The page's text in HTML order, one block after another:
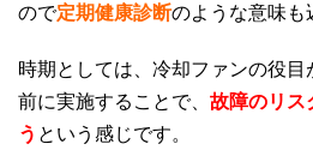
ので定期健康診断のような意味も
時期としては、冷却ファンの役
前に実施することで、 故障のリス
う という感じです。